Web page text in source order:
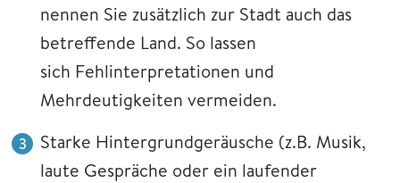
nennen Sie zusätzlich zur Stadt auch das
betreffende Land. So lassen
sich Fehlinterpretationen und
Mehrdeutigkeiten vermeiden.
Starke Hintergrundgeräusche (z.B. Musik,
laute Gespräche oder ein laufender